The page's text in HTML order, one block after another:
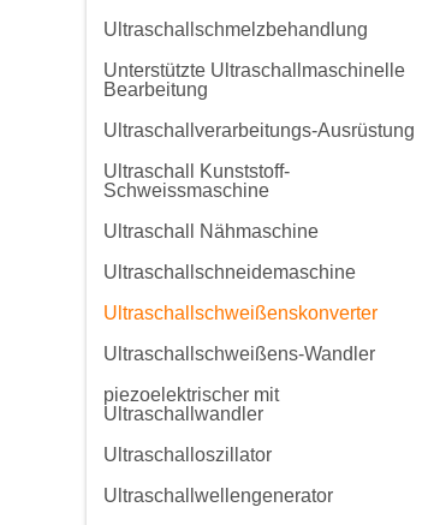
Ultraschallschmelzbehandlung
Unterstützte Ultraschallmaschinelle
Bearbeitung
Ultraschallverarbeitungs-Ausrüstung
Ultraschall Kunststoff-
Schweissmaschine
Ultraschall Nähmaschine
Ultraschallschneidemaschine
Ultraschallschweißenskonverter
Ultraschallschweißens-Wandler
piezoelektrischer mit
Ultraschallwandler
Ultraschalloszillator
Ultraschallwellengenerator